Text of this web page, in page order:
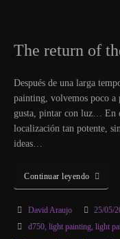
The return of
Después de una larga
painting, volvemos poco a
gusta, pintar con luz… En
localización tan potente,
ideas…
Continuar leyendo
David Araujo 25/05/
d750, light painting, light